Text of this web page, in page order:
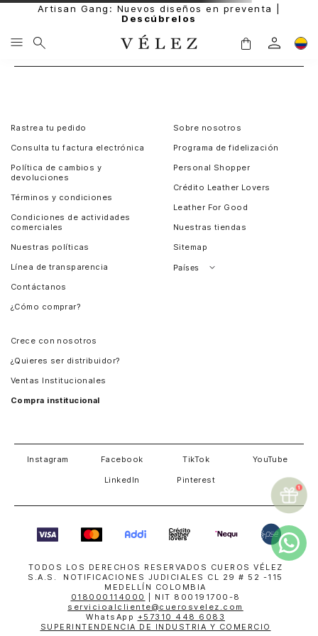
Artisan Gang: Nuevos diseños en preventa |
Descúbrelos
Rastrea tu pedido
Consulta tu factura electrónica
Política de cambios y
devoluciones
Términos y condiciones
Condiciones de actividades
comerciales
Nuestras políticas
Línea de transparencia
Contáctanos
¿Cómo comprar?
Sobre nosotros
Programa de fidelización
Personal Shopper
Crédito Leather Lovers
Leather For Good
Nuestras tiendas
Sitemap
Países
Crece con nosotros
¿Quieres ser distribuidor?
Ventas Institucionales
Compra institucional
Instagram Facebook TikTok YouTube
LinkedIn Pinterest
TODOS LOS DERECHOS RESERVADOS CUEROS VÉLEZ
S.A.S. NOTIFICACIONES JUDICIALES CL 29 # 52 -115
MEDELLÍN COLOMBIA
018000114000
| NIT 800191700-8
servicioalcliente@cuerosvelez.com
WhatsApp +57310 448 6083
SUPERINTENDENCIA DE INDUSTRIA Y COMERCIO